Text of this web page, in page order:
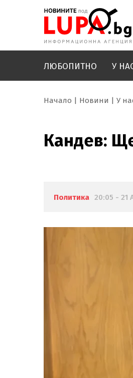
ЛЮБОПИТНО У
Начало Новини У
Кандев:
Политика 20:05 - 21